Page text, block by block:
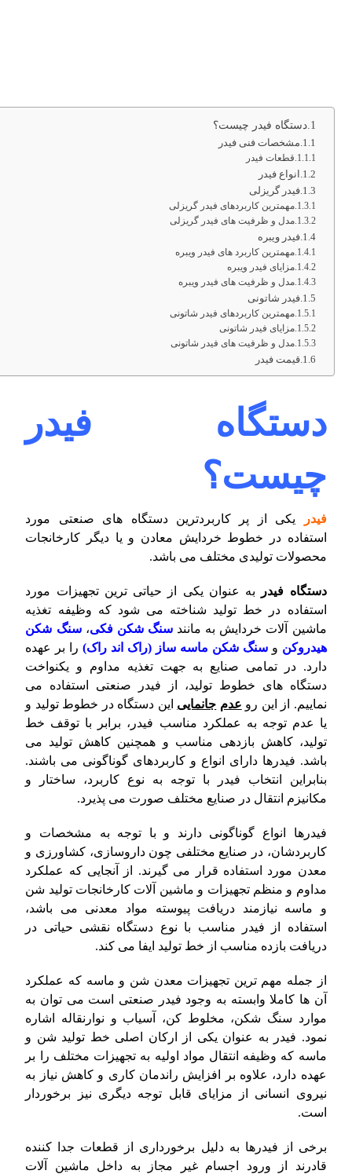
دستگاه فیدر چیست؟
مشخصات فنی فیدر
قطعات فیدر
انواع فیدر
فیدر گریزلی
مهمترین کاربردهای فیدر گریزلی
مدل و ظرفیت های فیدر گریزلی
فیدر ویبره
مهمترین کاربرد های فیدر ویبره
مزایای فیدر ویبره
مدل و ظرفیت های فیدر ویبره
فیدر شاتونی
مهمترین کاربردهای فیدر شاتونی
مزایای فیدر شاتونی
مدل و ظرفیت های فیدر شاتونی
قیمت فیدر
دستگاه فیدر
چیست؟
فیدر
یکی از پر کاربردترین دستگاه های صنعتی مورد
استفاده در خطوط خردایش معادن و یا دیگر کارخانجات
محصولات تولیدی مختلف می باشد.
دستگاه فیدر
به عنوان یکی از حیاتی ترین تجهیزات مورد
استفاده در خط تولید شناخته می شود که وظیفه تغذیه
ماشین آلات خردایش به مانندسنگ شکن فکی،سنگ شکن
هیدروکن و سنگ شکن ماسه ساز (راک اند راک)را بر عهده
دارد. در تمامی صنایع به جهت تغذیه مداوم و یکنواخت
دستگاه های خطوط تولید، از فیدر صنعتی استفاده می
نماییم. از این رو عدم جانمایی این دستگاه در خطوط تولید و
یا عدم توجه به عملکرد مناسب فیدر، برابر با توقف خط
تولید، کاهش بازدهی مناسب و همچنین کاهش تولید می
باشد. فیدرها دارای انواع و کاربردهای گوناگونی می باشند.
بنابراین انتخاب فیدر با توجه به نوع کاربرد، ساختار و
مکانیزم انتقال در صنایع مختلف صورت می پذیرد.
فیدرها انواع گوناگونی دارند و با توجه به مشخصات و
کاربردشان، در صنایع مختلفی چون داروسازی، کشاورزی و
معدن مورد استفاده قرار می گیرند. از آنجایی که عملکرد
مداوم و منظم تجهیزات و ماشین آلات کارخانجات تولید شن
و ماسه نیازمند دریافت پیوسته مواد معدنی می باشد،
استفاده از فیدر مناسب با نوع دستگاه نقشی حیاتی در
دریافت بازده مناسب از خط تولید ایفا می کند.
از جمله مهم ترین تجهیزات معدن شن و ماسه که عملکرد
آن ها کاملا وابسته به وجود فیدر صنعتی است می توان به
موارد سنگ شکن، مخلوط کن، آسیاب و نوارنقاله اشاره
نمود. فیدر به عنوان یکی از ارکان اصلی خط تولید شن و
ماسه که وظیفه انتقال مواد اولیه به تجهیزات مختلف را بر
عهده دارد، علاوه بر افزایش راندمان کاری و کاهش نیاز به
نیروی انسانی از مزایای قابل توجه دیگری نیز برخوردار
است.
برخی از فیدرها به دلیل برخورداری از قطعات جدا کننده
قادرند از ورود اجسام غیر مجاز به داخل ماشین آلات